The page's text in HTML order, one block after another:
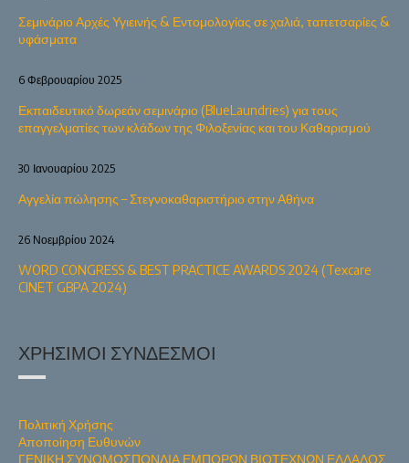
Σεμινάριο Αρχές Υγιεινής & Εντομολογίας σε χαλιά, ταπετσαρίες &
υφάσματα
Εκπαιδευτικό δωρεάν σεμινάριο (BlueLaundries) για τους
επαγγελματίες των κλάδων της Φιλοξενίας και του Καθαρισμού
6 Φεβρουαρίου 2025
Αγγελία πώλησης – Στεγνοκαθαριστήριο στην Αθήνα
30 Ιανουαρίου 2025
WORD CONGRESS & BEST PRACTICE AWARDS 2024 (Texcare
CINET GBPA 2024)
26 Νοεμβρίου 2024
ΧΡΉΣΙΜΟΙ ΣΎΝΔΕΣΜΟΙ
Πολιτική Χρήσης
Αποποίηση Ευθυνών
ΓΕΝΙΚΗ ΣΥΝΟΜΟΣΠΟΝΔΙΑ ΕΜΠΟΡΩΝ ΒΙΟΤΕΧΝΩΝ ΕΛΛΑΔΟΣ